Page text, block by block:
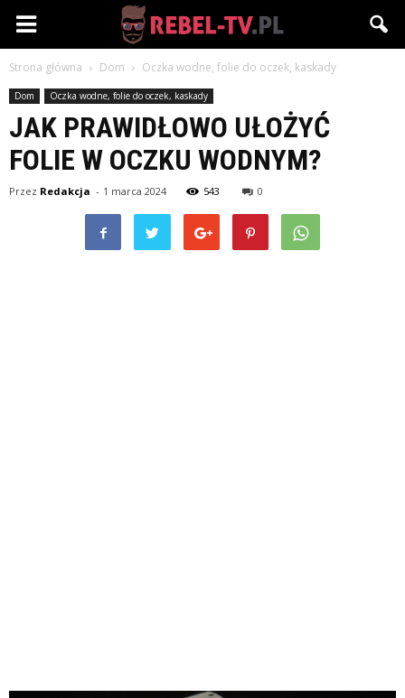
Rebel-
Strona główna Dom Oczka wodne, folie do oczek, kaskady
Dom Oczka wodne, folie do oczek, kaskady
JAK PRAWIDŁOWO UŁOŻYĆ
FOLIE W OCZKU WODNYM?
Przez Redakcja - 1 marca 2024 543 0